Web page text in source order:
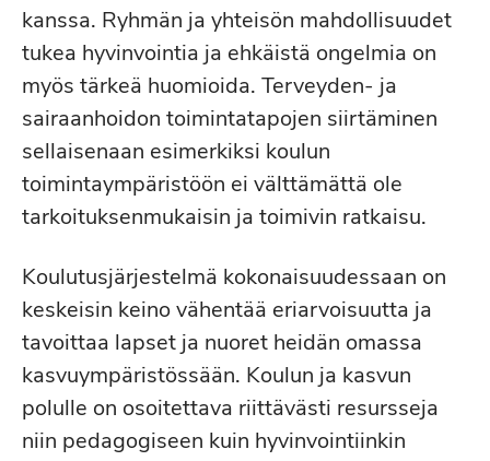
kanssa. Ryhmän ja yhteisön mahdollisuudet
tukea hyvinvointia ja ehkäistä ongelmia on
myös tärkeä huomioida. Terveyden- ja
sairaanhoidon toimintatapojen siirtäminen
sellaisenaan esimerkiksi koulun
toimintaympäristöön ei välttämättä ole
tarkoituksenmukaisin ja toimivin ratkaisu.
Koulutusjärjestelmä kokonaisuudessaan on
keskeisin keino vähentää eriarvoisuutta ja
tavoittaa lapset ja nuoret heidän omassa
kasvuympäristössään. Koulun ja kasvun
polulle on osoitettava riittävästi resursseja
niin pedagogiseen kuin hyvinvointiinkin